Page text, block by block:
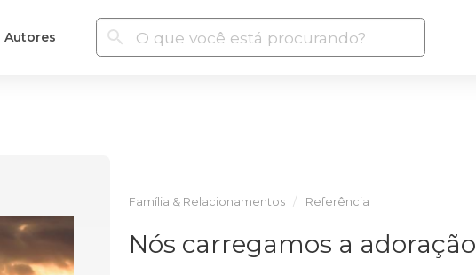
Autores
Família & Relacionamentos Referência
Nós carregamos a adoração